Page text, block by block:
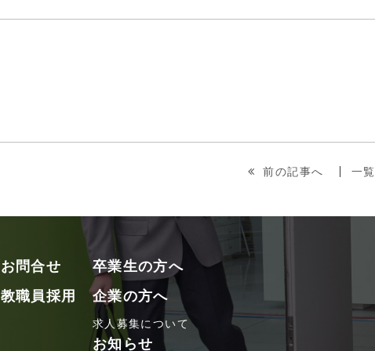
前の記事へ 一
お問合せ
教職員採用
卒業生の方へ
企業の方へ
求人募集について
お知らせ